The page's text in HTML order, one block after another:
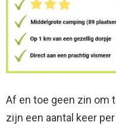
Af en toe geen zin om
zijn een aantal keer